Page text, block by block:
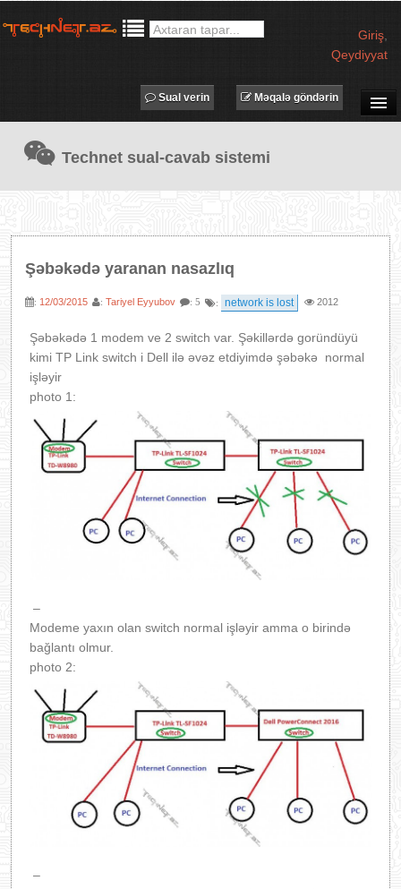
Giriş
Qeydiyyat
TECHNET TV
MƏQALƏLƏR
PROQRAMLAR
AVADANLIQLAR
IT LÜĞƏT
XƏBƏRLƏR
Məqalə göndərin
Sual verin
Technet sual-cavab sistemi
Şəbəkədə yaranan nasazlıq
: 12/03/2015 : Tariyel Eyyubov : 5 : network is lost 2012
Şəbəkədə 1 modem ve 2 switch var. Şəkillərdə goründüyü
kimi TP Link switch i Dell ilə əvəz etdiyimdə şəbəkə normal
işləyir
photo 1:
–
Modeme yaxın olan switch normal işləyir amma o birində
bağlantı olmur.
photo 2:
–